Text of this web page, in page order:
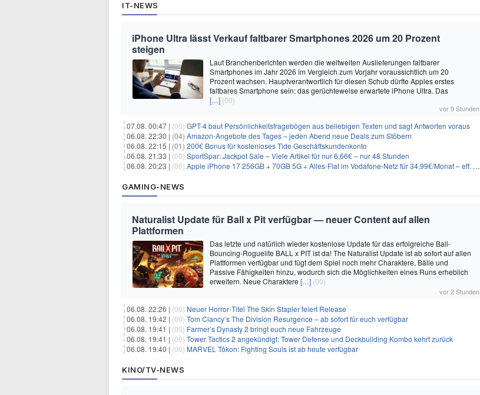
IT-NEWS
iPhone Ultra lässt Verkauf faltbarer Smartphones 2026 um 20 Prozent
steigen
Laut Branchenberichten werden die weltweiten Auslieferungen faltbarer
Smartphones im Jahr 2026 im Vergleich zum Vorjahr voraussichtlich um 20
Prozent wachsen. Hauptverantwortlich für diesen Schub dürfte Apples erstes
faltbares Smartphone sein: das gerüchteweise erwartete iPhone Ultra. Das
[…] (00)
vor 9 Stunden
07.08. 00:47 | (00) GPT-4 baut Persönlichkeitsfragebögen aus beliebigen Texten und sagt Antworten voraus
06.08. 22:30 | (04) Amazon-Angebote des Tages – jeden Abend neue Deals zum Stöbern
06.08. 22:15 | (01) 200€ Bonus für kostenloses Tide Geschäftskundenkonto
06.08. 21:33 | (00) SportSpar: Jackpot Sale – Viele Artikel für nur 6,66€ – nur 48 Stunden
06.08. 20:23 | (00) Apple iPhone 17 256GB + 70GB 5G + Alles-Flat im Vodafone-Netz für 34,99€/Monat – eff. 4,65€/Monat
GAMING-NEWS
Naturalist Update für Ball x Pit verfügbar — neuer Content auf allen
Plattformen
Das letzte und natürlich wieder kostenlose Update für das erfolgreiche Ball-
Bouncing-Roguelite BALL x PIT ist da! The Naturalist Update ist ab sofort auf allen
Plattformen verfügbar und fügt dem Spiel noch mehr Charaktere, Bälle und
Passive Fähigkeiten hinzu, wodurch sich die Möglichkeiten eines Runs erheblich
erweitern. Neue Charaktere […] (00)
vor 2 Stunden
06.08. 22:26 | (00) Neuer Horror‑Titel The Skin Stapler feiert Release
06.08. 19:42 | (00) Tom Clancy’s The Division Resurgence – ab sofort für euch verfügbar
06.08. 19:41 | (00) Farmer’s Dynasty 2 bringt euch neue Fahrzeuge
06.08. 19:41 | (00) Tower Tactics 2 angekündigt: Tower Defense und Deckbuilding Kombo kehrt zurück
06.08. 19:40 | (00) MARVEL Tōkon: Fighting Souls ist ab heute verfügbar
KINO/TV-NEWS